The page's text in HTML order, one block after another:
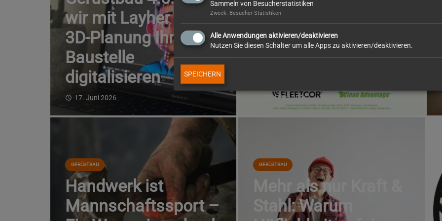
wir mit Layher SIM &
3D-Planung Ihre
Baustelle
digitalisieren
access_time 17. Juni 2026
Verantwortung im
Gerüstbau: Otto Wolf
kompensiert über 14
27. März 2026
GERÜSTBAU
Handwerk ist
Mannschaftssport –
GERÜSTBAU
Mehr als nur Kraft &
Stahl: Warum
Sammeln von Besucherstatistiken
Zweck: Besucher-Statistiken
Alle Anwendungen aktivieren/deaktivieren
Nutzen Sie diesen Schalter um alle Apps zu aktivieren/deaktivieren.
SPEICHERN